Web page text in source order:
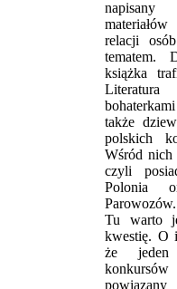
relacji
tematem.
książka
także
polskich
Wśród nich
czyli
Polonia
Parowozów.
Tu warto
kwestię. O
że jeden